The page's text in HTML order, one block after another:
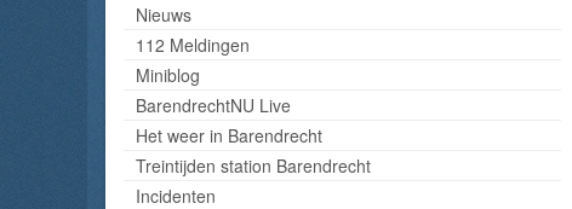
Nieuws
112 Meldingen
Miniblog
BarendrechtNU Live
Het weer in Barendrecht
Treintijden station Barendrecht
Incidenten